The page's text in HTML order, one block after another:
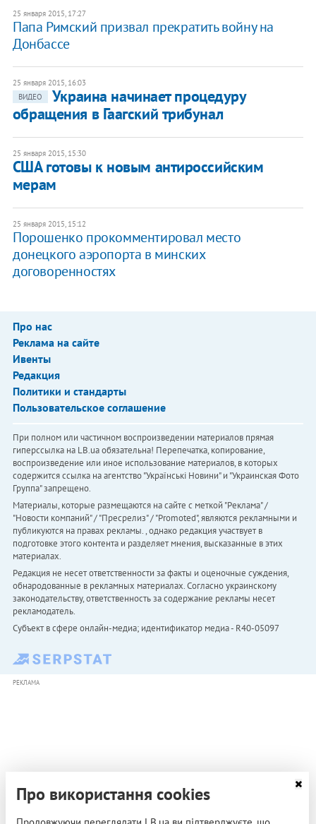
25 января 2015, 17:27
Папа Римский призвал прекратить войну на
Донбассе
25 января 2015, 16:03
ВИДЕО
Украина начинает процедуру
обращения в Гаагский трибунал
25 января 2015, 15:30
США готовы к новым антироссийским
мерам
25 января 2015, 15:12
Порошенко прокомментировал место
донецкого аэропорта в минских
договоренностях
Про нас
Реклама на сайте
Ивенты
Редакция
Политики и стандарты
Пользовательское соглашение
При полном или частичном воспроизведении материалов прямая
гиперссылка на LB.ua обязательна! Перепечатка, копирование,
воспроизведение или иное использование материалов, в которых
содержится ссылка на агентство "Українськi Новини" и "Украинская Фото
Группа" запрещено.
Материалы, которые размещаются на сайте с меткой "Реклама" /
"Новости компаний" / "Пресрелиз" / "Promoted", являются рекламными и
публикуются на правах рекламы. , однако редакция участвует в
подготовке этого контента и разделяет мнения, высказанные в этих
материалах.
Редакция не несет ответственности за факты и оценочные суждения,
обнародованные в рекламных материалах. Согласно украинскому
законодательству, ответственность за содержание рекламы несет
рекламодатель.
Субъект в сфере онлайн-медиа; идентификатор медиа - R40-05097
РЕКЛАМА
Про використання cookies